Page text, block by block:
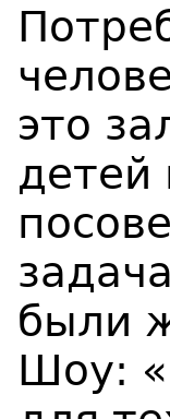
это
детей
были
Шоу: